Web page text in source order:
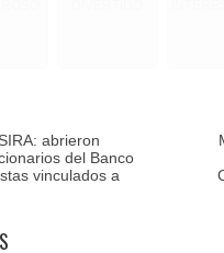
abrieron
del Banco
vinculados a